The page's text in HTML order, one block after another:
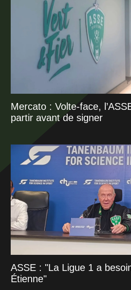
Mercato : Volte-face,
partir avant de signer
ASSE : "La Ligue 1 a
Étienne"